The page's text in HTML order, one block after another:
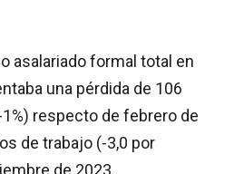
asalariado formal total en
una pérdida de 106
respecto de febrero de
de trabajo (-3,0 por
de 2023.